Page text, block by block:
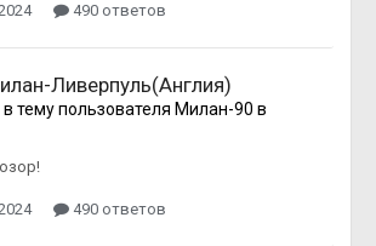
490 ответов
Ливерпуль(Англия)
тему пользователя Милан-90 в
490 ответов